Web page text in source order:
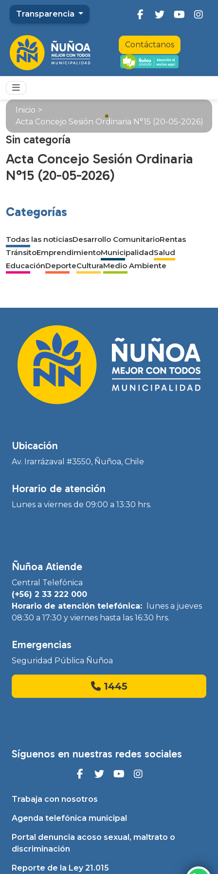
Transparencia
Contáctanos
Inicio >
Acta Concejo Sesión Ordinaria N°15 (20-05-2026)
Sin categoría
Acta Concejo Sesión Ordinaria
N°15 (20-05-2026)
Categorías
Todas las noticiasDesarrollo ComunitarioRentas
TránsitoEmprendimientoMunicipalidadSalud
EducaciónDeporteCulturaMedio Ambiente
Ubicación
Av. Irarrázaval #3550, Ñuñoa, Chile
Horario de atención
Lunes a viernes de 09:00 a 13:30 hrs.
Ñuñoa Atiende
Central Telefónica
(+56) 2 33 222 000
Horario de atención telefónica:
lunes a jueves
08:30 a 17:30 y viernes hasta las 16:30 hrs.
Emergencias
Seguridad Pública Ñuñoa
1445
Síguenos en nuestras redes sociales
Trabaja con nosotros
Agenda telefónica municipal
Portal denuncia acoso sexual, maltrato o
discriminación
Reporte de la Ley 21.015